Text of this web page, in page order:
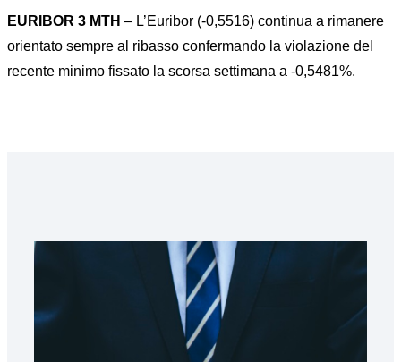
EURIBOR 3 MTH – L’Euribor (-0,5516) continua a rimanere
orientato sempre al ribasso confermando la violazione del
recente minimo fissato la scorsa settimana a -0,5481%.